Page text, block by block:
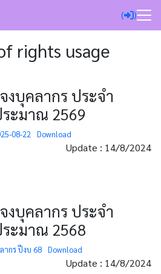
(
)
rights usage
งบุคลากร ประจำ
ะมาณ 2569
08-22 Download
Update : 14/8/2024
งบุคลากร ประจำ
ะมาณ 2568
ากร ปีงบ 68 Download
Update : 14/8/2024